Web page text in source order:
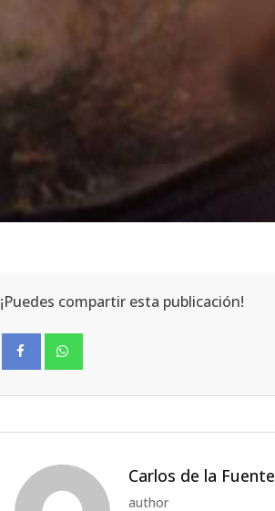
¡Puedes compartir esta publicación!
Carlos de la Fuente
author